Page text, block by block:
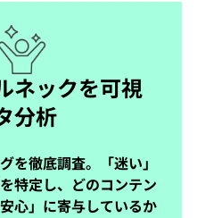
ネックを可視
分析
を徹底調査。「迷い」
特定し、どのコンテン
心」に寄与しているか